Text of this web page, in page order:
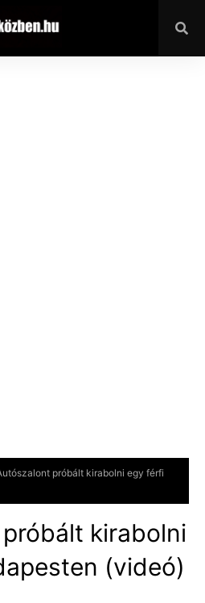
próbált kirabolni egy férfi
kirabolni
(videó)